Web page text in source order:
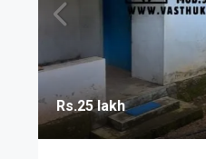
Rs.25 lakh